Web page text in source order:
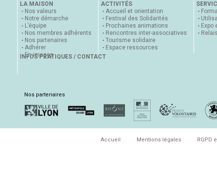
LA MAISON
Nos valeurs
Notre démarche
L’équipe
Nos membres adhérents
Nos partenaires
Adhérer
En images
ACTIVITÉS
Accueil et orientation
Festival des Solidarités
Prochaines animations
Rencontres inter-associatives
Tourisme solidaire
Espace ressources
Expo
INFOS PRATIQUES / CONTACT
Nos partenaires
Accueil Mentions légales RGPD